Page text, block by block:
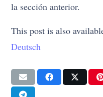
la sección anterior.
This post is also
Deutsch